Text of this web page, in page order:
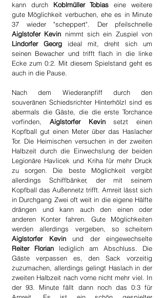
kann durch Koblmüller Tobias eine weitere
gute Möglichkeit verbuchen, ehe es in Minute
Aiglstofer Kevin
Lindorfer Georg ideal mit, dreht sich um
seinen Bewacher und trifft flach in die linke
Ecke zum 0:2. Mit diesem Spielstand geht es
auch in die Pause.
Nach dem Wiederanpfiff durch den
souveränen Schiedsrichter Hinterhölzl sind es
abermals die Gäste, die die erste Torchance
vorfinden,
Aiglstorfer Kevin setzt einen
Kopfball gut einen Meter über das Haslacher
Tor. Die Heimischen versuchen in der zweiten
Halbzeit durch die Einwechslung der beiden
Legionäre Havlicek und Kriha für mehr Druck
zu sorgen. Die beste Möglichkeit vergibt
allerdings Schiffbänker, der mit seinem
Kopfball das Außennetz trifft. Arnreit lässt sich
in Durchgang Zwei oft weit in die eigene Hälfte
drängen und kann auch den einen oder
anderen Konter fahren. Gute Möglichkeiten
werden allerdings vergeben, so scheitern
Aiglstorfer Kevin
Reiter Florian lediglich am Abschluss. Die
Gäste verpassen es, den Sack vorzeitig
zuzumachen, allerdings gelingt Haslach in der
zweiten Halbzeit nach vorne nicht mehr viel. In
der 93. Minute fällt dann noch das 0:3 für